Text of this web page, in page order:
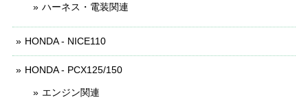
ハーネス・電装関連
HONDA - NICE110
HONDA - PCX125/150
エンジン関連